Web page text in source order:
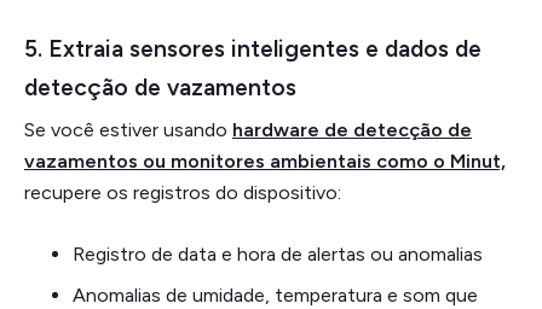
5. Extraia sensores inteligentes e dados de
detecção de vazamentos
Se você estiver usando hardware de detecção de
vazamentos ou monitores ambientais como o Minut,
recupere os registros do dispositivo:
Registro de data e hora de alertas ou anomalias
Anomalias de umidade, temperatura e som que